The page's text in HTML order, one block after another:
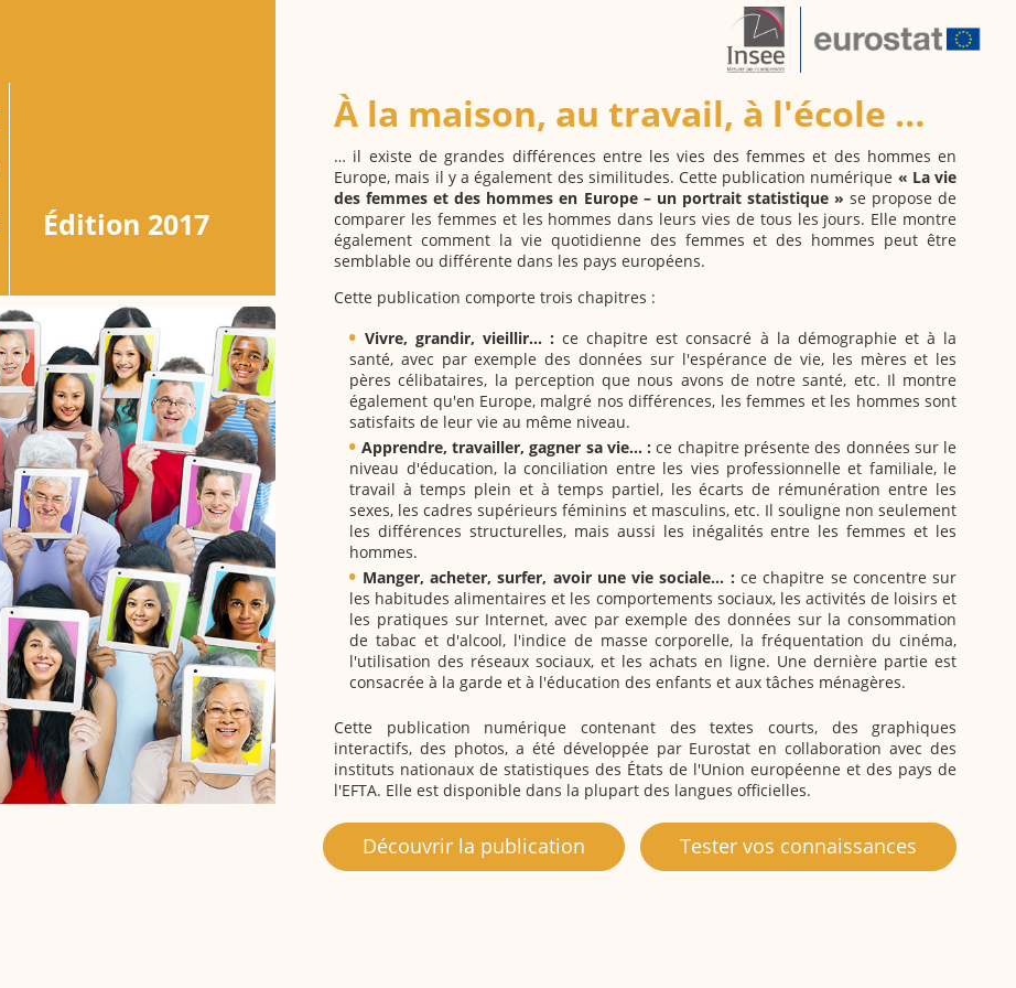
Édition 2017
À la maison, au travail, à l'école …
… il existe de grandes différences entre les vies des femmes et des hommes en
Europe, mais il y a également des similitudes. Cette publication numérique « La vie
des femmes et des hommes en Europe – un portrait statistique » se propose de
comparer les femmes et les hommes dans leurs vies de tous les jours. Elle montre
également comment la vie quotidienne des femmes et des hommes peut être
semblable ou différente dans les pays européens.
Cette publication comporte trois chapitres :
Vivre, grandir, vieillir... : ce chapitre est consacré à la démographie et à la
santé, avec par exemple des données sur l'espérance de vie, les mères et les
pères célibataires, la perception que nous avons de notre santé, etc. Il montre
également qu'en Europe, malgré nos différences, les femmes et les hommes sont
satisfaits de leur vie au même niveau.
Apprendre, travailler, gagner sa vie... : ce chapitre présente des données sur le
niveau d'éducation, la conciliation entre les vies professionnelle et familiale, le
travail à temps plein et à temps partiel, les écarts de rémunération entre les
sexes, les cadres supérieurs féminins et masculins, etc. Il souligne non seulement
les différences structurelles, mais aussi les inégalités entre les femmes et les
hommes.
Manger, acheter, surfer, avoir une vie sociale... : ce chapitre se concentre sur
les habitudes alimentaires et les comportements sociaux, les activités de loisirs et
les pratiques sur Internet, avec par exemple des données sur la consommation
de tabac et d'alcool, l'indice de masse corporelle, la fréquentation du cinéma,
l'utilisation des réseaux sociaux, et les achats en ligne. Une dernière partie est
consacrée à la garde et à l'éducation des enfants et aux tâches ménagères.
Cette publication numérique contenant des textes courts, des graphiques
interactifs, des photos, a été développée par Eurostat en collaboration avec des
instituts nationaux de statistiques des États de l'Union européenne et des pays de
l'EFTA. Elle est disponible dans la plupart des langues officielles.
Découvrir la publication Tester vos connaissances